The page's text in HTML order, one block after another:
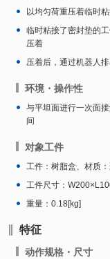
以均匀荷重压着临时
临时粘接了密封垫的
压着
压着后，通过机器人
环境・操作性
与平坦面进行一次面
间
对象工件
工件：树脂盒、材质
工件尺寸：
重量：0.18[kg]
特征
动作规格・尺寸